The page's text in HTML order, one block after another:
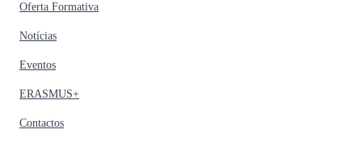
Oferta Formativa
Notícias
Eventos
ERASMUS+
Contactos